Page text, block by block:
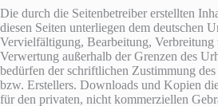
Die durch die Seitenbetreiber erstellten
diesen Seiten unterliegen dem deutschen
Vervielfältigung, Bearbeitung, Verbreitung
Verwertung außerhalb der Grenzen des
bedürfen der schriftlichen Zustimmung
bzw. Erstellers. Downloads und Kopien
für den privaten, nicht kommerziellen